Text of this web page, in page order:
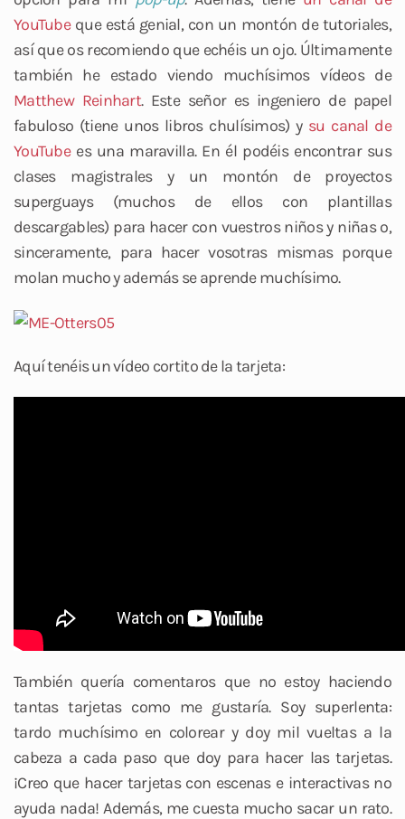
YouTubeque está genial, con un montón de tutoriales,
así que os recomiendo que echéis un ojo. Últimamente
también he estado viendo muchísimos vídeos de
Matthew Reinhart. Este señor es ingeniero de papel
fabuloso (tiene unos libros chulísimos) y su canal de
YouTubees una maravilla. En él podéis encontrar sus
clases magistrales y un montón de proyectos
superguays (muchos de ellos con plantillas
descargables) para hacer con vuestros niños y niñas o,
sinceramente, para hacer vosotras mismas porque
molan mucho y además se aprende muchísimo.
Aquí tenéis un vídeo cortito de la tarjeta:
También quería comentaros que no estoy haciendo
tantas tarjetas como me gustaría. Soy superlenta:
tardo muchísimo en colorear y doy mil vueltas a la
cabeza a cada paso que doy para hacer las tarjetas.
¡Creo que hacer tarjetas con escenas e interactivas no
ayuda nada! Además, me cuesta mucho sacar un rato.